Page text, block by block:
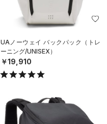
UAノーウェイ バックパック（トレ
ーニング/UNISEX）
￥19,910